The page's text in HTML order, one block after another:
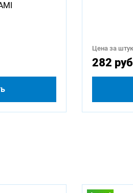
Цена за
282